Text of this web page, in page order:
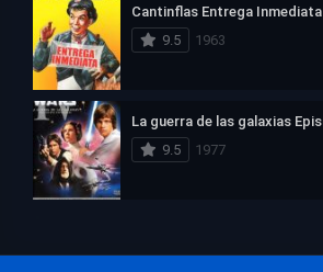
Cantinflas Entrega Inmediata
9.5
1963
9.5
1977